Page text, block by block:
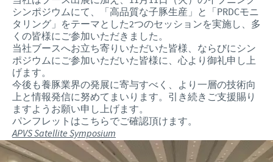
シンポジウムにて、「高品質な子豚生産」と「PRDCモニ
タリング」をテーマとした2つのセッションを実施し、多
くの皆様にご参加いただきました。
当社ブースへお立ち寄りいただいた皆様、ならびにシン
ポジウムにご参加いただいた皆様に、心より御礼申し上
げます。
今後も養豚業界の発展に寄与すべく、より一層の技術向
上と情報発信に努めてまいります。引き続きご支援賜り
ますようお願い申し上げます。
パンフレットはこちらでご確認頂けます。
APVS Satellite Symposium